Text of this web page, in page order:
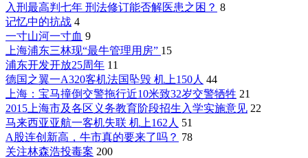
入刑最高判七年 刑法修订能否解医患之困？ 8
记忆中的抗战 4
一寸山河一寸血 9
上海浦东三林现“最牛管理用房” 15
浦东开发开放25周年 11
德国之翼一A320客机法国坠毁 机上150人 44
上海：宝马撞倒交警拖行近10米致32岁交警牺牲 21
2015上海市及各区义务教育阶段招生入学实施意见 22
马来西亚亚航一客机失联 机上162人 51
A股连创新高，牛市真的要来了吗？ 78
关注林森浩投毒案 200